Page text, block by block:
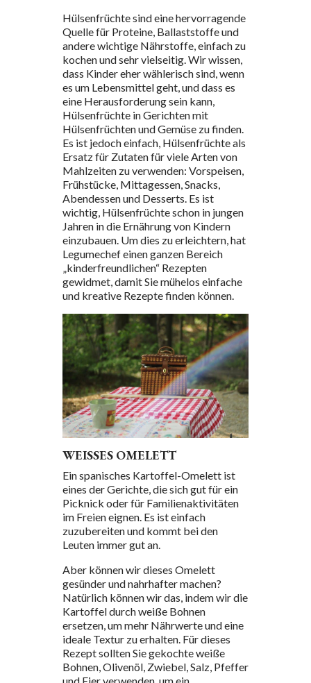
Hülsenfrüchte sind eine hervorragende
Quelle für Proteine, Ballaststoffe und
andere wichtige Nährstoffe, einfach zu
kochen und sehr vielseitig. Wir wissen,
dass Kinder eher wählerisch sind, wenn
es um Lebensmittel geht, und dass es
eine Herausforderung sein kann,
Hülsenfrüchte in Gerichten mit
Hülsenfrüchten und Gemüse zu finden.
Es ist jedoch einfach, Hülsenfrüchte als
Ersatz für Zutaten für viele Arten von
Mahlzeiten zu verwenden: Vorspeisen,
Frühstücke, Mittagessen, Snacks,
Abendessen und Desserts. Es ist
wichtig, Hülsenfrüchte schon in jungen
Jahren in die Ernährung von Kindern
einzubauen. Um dies zu erleichtern, hat
Legumechef einen ganzen Bereich
„kinderfreundlichen“ Rezepten
gewidmet, damit Sie mühelos einfache
und kreative Rezepte finden können.
WEISSES OMELETT
Ein spanisches Kartoffel-Omelett ist
eines der Gerichte, die sich gut für ein
Picknick oder für Familienaktivitäten
im Freien eignen. Es ist einfach
zuzubereiten und kommt bei den
Leuten immer gut an.
Aber können wir dieses Omelett
gesünder und nahrhafter machen?
Natürlich können wir das, indem wir die
Kartoffel durch weiße Bohnen
ersetzen, um mehr Nährwerte und eine
ideale Textur zu erhalten. Für dieses
Rezept sollten Sie gekochte weiße
Bohnen, Olivenöl, Zwiebel, Salz, Pfeffer